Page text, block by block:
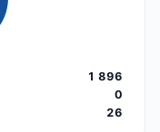
1 896
0
26